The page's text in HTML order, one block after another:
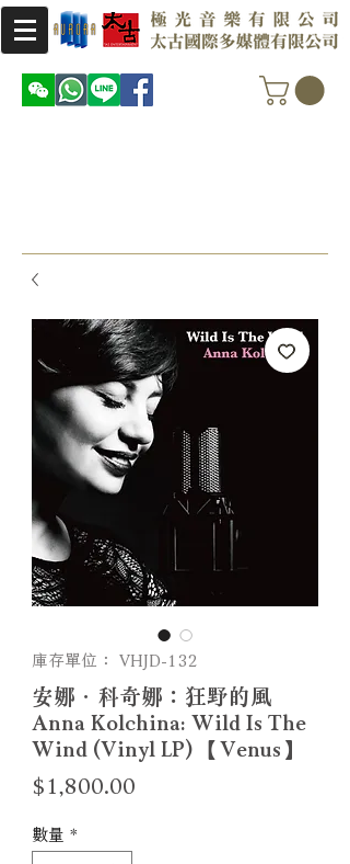
庫存單位： VHJD-132
安娜．科奇娜：狂野的風
Anna Kolchina: Wild Is The
Wind (Vinyl LP) 【Venus】
$1,800.00
數量 *